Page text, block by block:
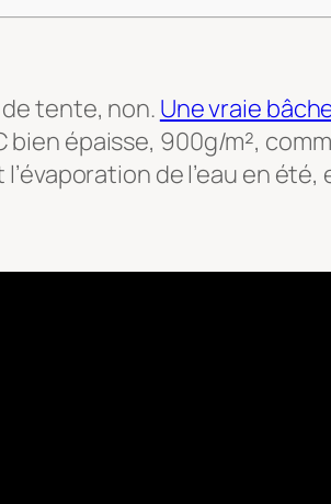
tente, non. Une vraie
épaisse, 900g/m²,
de l’eau en